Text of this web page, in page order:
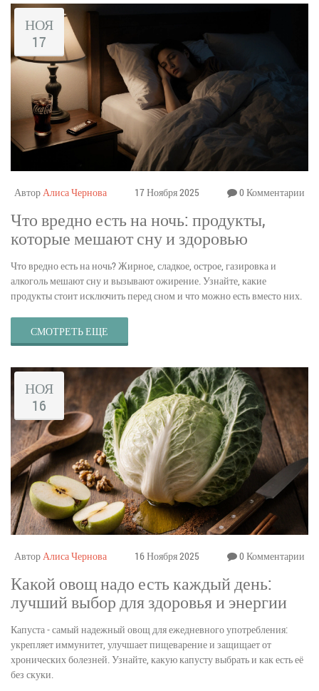
НОЯ
17
Автор Алиса Чернова 17 Ноября 2025 0 Комментарии
Что вредно есть на ночь: продукты,
которые мешают сну и здоровью
Что вредно есть на ночь? Жирное, сладкое, острое, газировка и
алкоголь мешают сну и вызывают ожирение. Узнайте, какие
продукты стоит исключить перед сном и что можно есть вместо них.
СМОТРЕТЬ ЕЩЕ
НОЯ
16
АвторАлиса Чернова 16 Ноября 2025 0 Комментарии
Какой овощ надо есть каждый день:
лучший выбор для здоровья и энергии
Капуста - самый надежный овощ для ежедневного употребления:
укрепляет иммунитет, улучшает пищеварение и защищает от
хронических болезней. Узнайте, какую капусту выбрать и как есть её
без скуки.